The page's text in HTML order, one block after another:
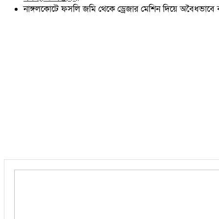
নাঙ্গলকোট
নাঙ্গলকোটে ফসলি জমি থেকে ড্রেজার মেশিন দিয়ে অবৈধভাবে